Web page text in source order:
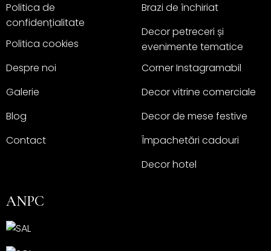
Politica de
confidențialitate
Politica cookies
Despre noi
Galerie
Blog
Contact
Brazi de închiriat
Decor petreceri și
evenimente tematice
Corner Instagramabil
Decor vitrine comerciale
Decor de mese festive
Împachetări cadouri
Decor hotel
ANPC